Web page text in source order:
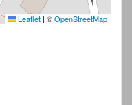
Leaflet | ©OpenStreetMap